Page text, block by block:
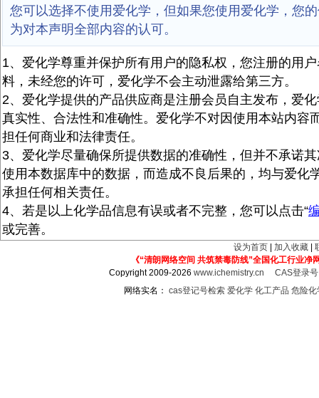
您可以选择不使用爱化学，但如果您使用爱化学，您
为对本声明全部内容的认可。
1、爱化学尊重并保护所有用户的隐私权，您注册的用
料，未经您的许可，爱化学不会主动泄露给第三方。
2、爱化学提供的产品供应商是注册会员自主发布，爱
真实性、合法性和准确性。爱化学不对因使用本站内容
担任何商业和法律责任。
3、爱化学尽量确保所提供数据的准确性，但并不承诺
使用本数据库中的数据，而造成不良后果的，均与爱化
承担任何相关责任。
4、若是以上化学品信息有误或者不完整，您可以点击“
或完善。
设为首页 加入收藏
《“清朗网络空间 共筑禁毒防线”全国化工行业净
Copyright 2009-2026www.ichemistry.cn
CAS登录
网络实名： cas登记号检索 爱化学 化工产品 危险化